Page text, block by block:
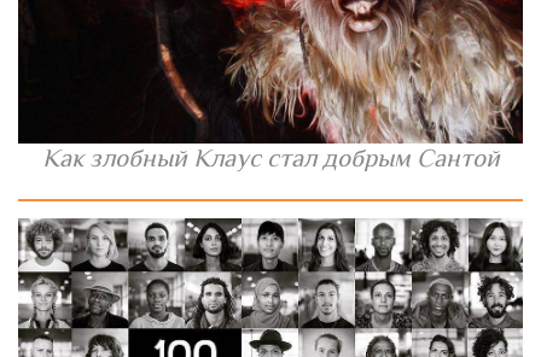
Как злобный Клаус стал добрым Сантой